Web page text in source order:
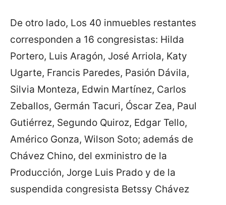
De otro lado, Los 40 inmuebles restantes
corresponden a 16 congresistas: Hilda
Portero, Luis Aragón, José Arriola, Katy
Ugarte, Francis Paredes, Pasión Dávila,
Silvia Monteza, Edwin Martínez, Carlos
Zeballos, Germán Tacuri, Óscar Zea, Paul
Gutiérrez, Segundo Quiroz, Edgar Tello,
Américo Gonza, Wilson Soto; además de
Chávez Chino, del exministro de la
Producción, Jorge Luis Prado y de la
suspendida congresista Betssy Chávez